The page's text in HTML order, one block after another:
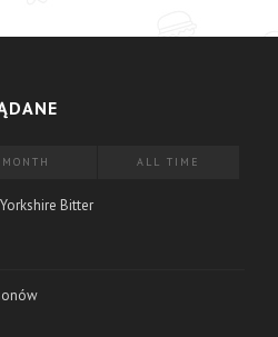
MONTH ALL TIME
Bitter